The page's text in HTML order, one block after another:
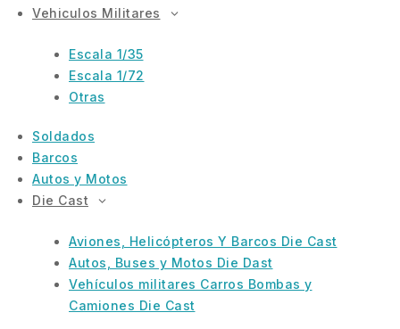
Vehiculos Militares
Escala 1/35
Escala 1/72
Otras
Soldados
Barcos
Autos y Motos
Die Cast
Aviones, Helicópteros Y Barcos Die Cast
Autos, Buses y Motos Die Dast
Vehículos militares Carros Bombas y
Camiones Die Cast